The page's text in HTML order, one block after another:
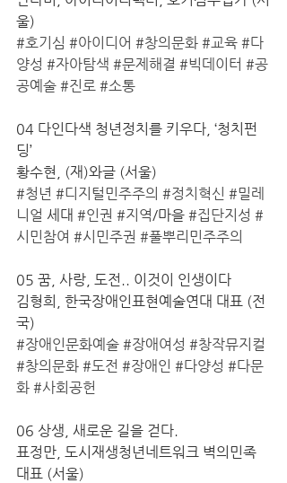
울)
#호기심 #아이디어 #창의문화 #교육 #다
양성 #자아탐색 #문제해결 #빅데이터 #공
공예술 #진로 #소통
04 다인다색 청년정치를 키우다, ‘청치펀
딩’
황수현, (재)와글 (서울)
#청년 #디지털민주주의 #정치혁신 #밀레
니얼 세대 #인권 #지역/마을 #집단지성 #
시민참여 #시민주권 #풀뿌리민주주의
05 꿈, 사랑, 도전.. 이것이 인생이다
김형희, 한국장애인표현예술연대 대표 (전
국)
#장애인문화예술 #장애여성 #창작뮤지컬
#창의문화 #도전 #장애인 #다양성 #다문
화 #사회공헌
06 상생, 새로운 길을 걷다.
표정만, 도시재생청년네트워크 벽의민족
대표 (서울)